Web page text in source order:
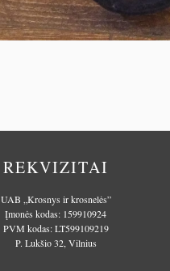
REKVIZITAI
UAB „Krosnys ir krosnelės”
Įmonės kodas: 159910924
PVM kodas: LT599109219
P. Lukšio 32, Vilnius